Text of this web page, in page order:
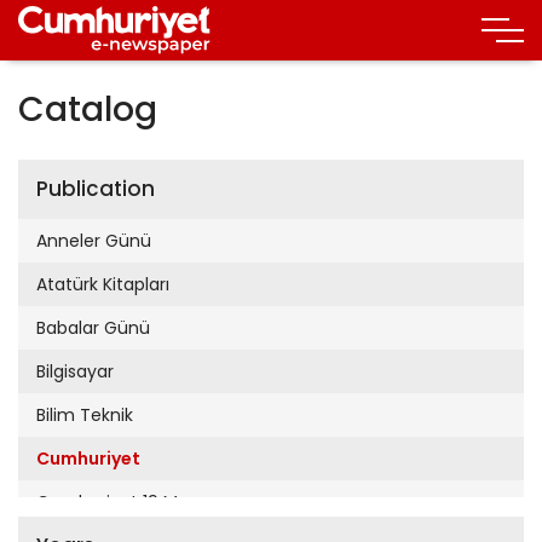
Catalog
Publication
Anneler Günü
Atatürk Kitapları
Babalar Günü
Bilgisayar
Bilim Teknik
Cumhuriyet
Cumhuriyet 19 Mayıs